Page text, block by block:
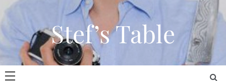
Skip
content
Stef’s Table